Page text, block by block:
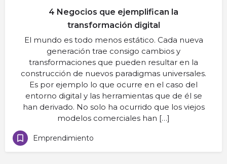
4 Negocios que ejemplifican la
transformación digital
El mundo es todo menos estático. Cada nueva
generación trae consigo cambios y
transformaciones que pueden resultar en la
construcción de nuevos paradigmas universales.
Es por ejemplo lo que ocurre en el caso del
entorno digital y las herramientas que de él se
han derivado. No solo ha ocurrido que los viejos
modelos comerciales han […]
Emprendimiento